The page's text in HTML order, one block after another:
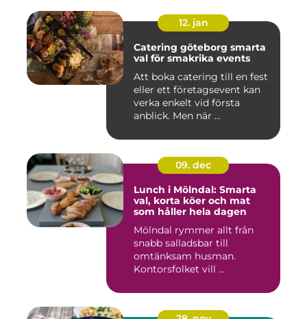
12. jan
Catering göteborg smarta
val för smakrika events
Att boka catering till en fest
eller ett företagsevent kan
verka enkelt vid första
anblick. Men när ...
09. dec
Lunch i Mölndal: Smarta
val, korta köer och mat
som håller hela dagen
Mölndal rymmer allt från
snabb salladsbar till
omtänksam husman.
Kontorsfolket vill ...